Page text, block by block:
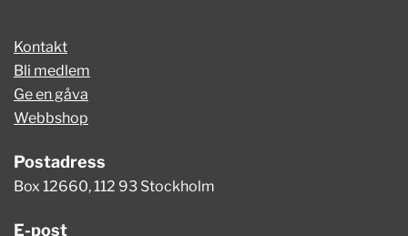
Kontakt
Bli medlem
Ge en gåva
Webbshop
Postadress
Box 12660, 112 93 Stockholm
E-post